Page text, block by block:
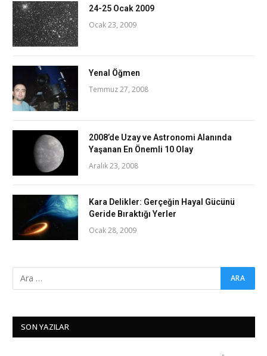
24-25 Ocak 2009
Ocak 23, 2009
Yenal Öğmen
Temmuz 27, 2008
2008’de Uzay ve Astronomi Alanında
Yaşanan En Önemli 10 Olay
Aralık 23, 2008
Kara Delikler: Gerçeğin Hayal Gücünü
Geride Bıraktığı Yerler
Ocak 28, 2009
SON YAZILAR